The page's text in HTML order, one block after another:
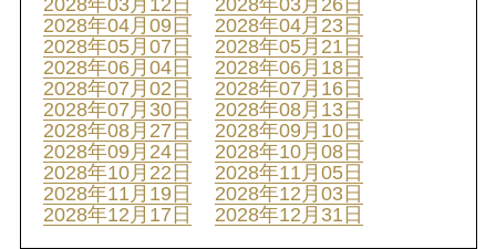
2028年03月12日
2028年03月26日
2028年04月09日
2028年04月23日
2028年05月07日
2028年05月21日
2028年06月04日
2028年06月18日
2028年07月02日
2028年07月16日
2028年07月30日
2028年08月13日
2028年08月27日
2028年09月10日
2028年09月24日
2028年10月08日
2028年10月22日
2028年11月05日
2028年11月19日
2028年12月03日
2028年12月17日
2028年12月31日